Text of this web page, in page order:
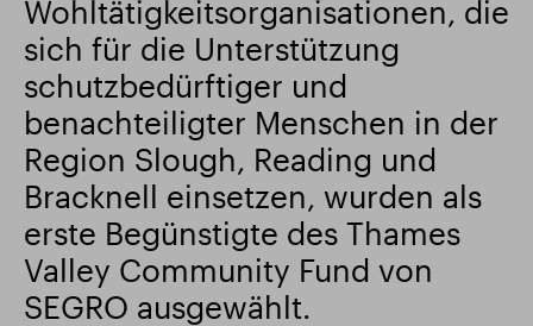
Wohltätigkeitsorganisationen, die
sich für die Unterstützung
schutzbedürftiger und
benachteiligter Menschen in der
Region Slough, Reading und
Bracknell einsetzen, wurden als
erste Begünstigte des Thames
Valley Community Fund von
SEGRO ausgewählt.